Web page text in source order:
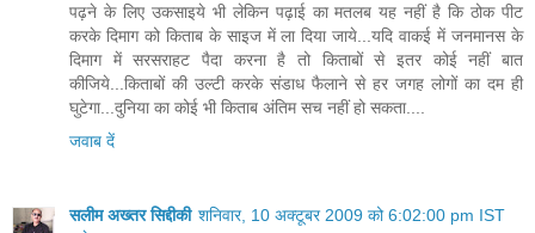
पढ़ने के लिए उकसाइये भी लेकिन पढ़ाई का मतलब यह नहीं है कि ठोक पीट
करके दिमाग को किताब के साइज में ला दिया जाये...यदि वाकई में जनमानस के
दिमाग में सरसराहट पैदा करना है तो किताबों से इतर कोई नहीं बात
कीजिये...किताबों की उल्टी करके संडाध फैलाने से हर जगह लोगों का दम ही
घुटेगा...दुनिया का कोई भी किताब अंतिम सच नहीं हो सकता....
जवाब दें
सलीम अख्तर सिद्दीकी शनिवार, 10 अक्टूबर 2009 को 6:02:00 pm IST